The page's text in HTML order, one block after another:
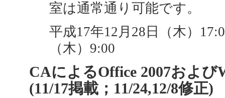
室は通常通り可能です。
平成17年12月28日（木）
（木）9:00
CAによるOffice 2007および
(11/17掲載；11/24,12/8修正)